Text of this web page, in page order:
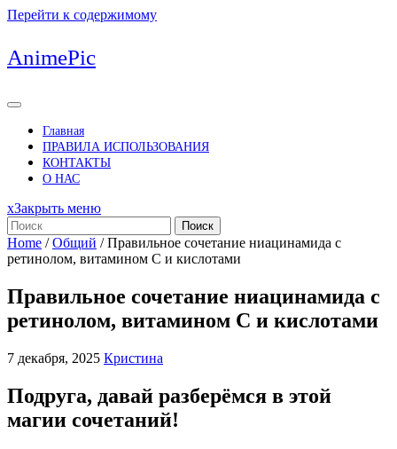
Перейти к содержимому
AnimePic
Главная
ПРАВИЛА ИСПОЛЬЗОВАНИЯ
КОНТАКТЫ
О НАС
xЗакрыть меню
Поиск
Home /Общий /Правильное сочетание ниацинамида с
ретинолом, витамином С и кислотами
Правильное сочетание ниацинамида с
ретинолом, витамином С и кислотами
7 декабря, 2025 Кристина
Подруга, давай разберёмся в этой
магии сочетаний!